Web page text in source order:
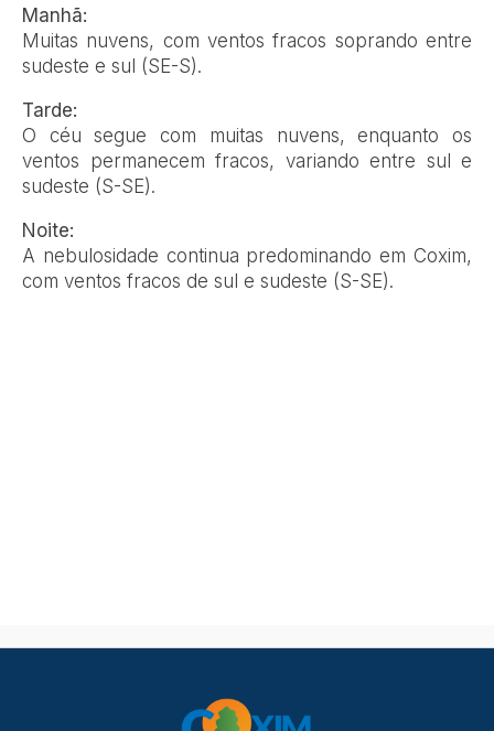
Manhã:
Muitas nuvens, com ventos fracos soprando entre
sudeste e sul (SE-S).
Tarde:
O céu segue com muitas nuvens, enquanto os
ventos permanecem fracos, variando entre sul e
sudeste (S-SE).
Noite:
A nebulosidade continua predominando em Coxim,
com ventos fracos de sul e sudeste (S-SE).